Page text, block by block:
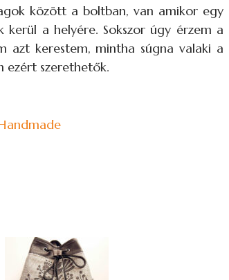
között a boltban, van amikor egy
a helyére. Sokszor úgy érzem a
azt kerestem, mintha súgna valaki a
ezért szerethetők.